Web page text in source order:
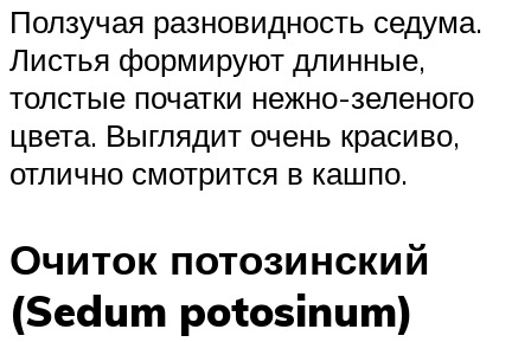
Ползучая разновидность седума.
Листья формируют длинные,
толстые початки нежно-зеленого
цвета. Выглядит очень красиво,
отлично смотрится в кашпо.
Очиток потозинский
(Sedum potosinum)